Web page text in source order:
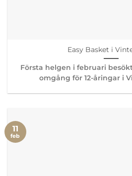
Easy Basket i
Första helgen i februari
omgång för 12-åringar i
11
feb